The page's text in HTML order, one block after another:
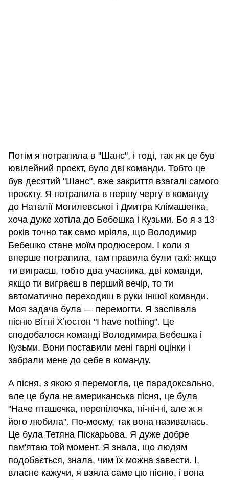
Потім я потрапила в "Шанс", і тоді, так як це був
ювілейний проєкт, було дві команди. Тобто це
був десятий "Шанс", вже закриття взагалі самого
проєкту. Я потрапила в першу чергу в команду
до Наталії Могилевської і Дмитра Клімашенка,
хоча дуже хотіла до Бебешка і Кузьми. Бо я з 13
років точно так само мріяла, що Володимир
Бебешко стане моїм продюсером. І коли я
вперше потрапила, там правила були такі: якщо
ти виграєш, тобто два учасника, дві команди,
якщо ти виграєш в перший вечір, то ти
автоматично переходиш в руки іншої команди.
Моя задача була — перемогти. Я заспівала
пісню Вітні Хʼюстон "I have nothing". Це
сподобалося команді Володимира Бебешка і
Кузьми. Вони поставили мені гарні оцінки і
забрали мене до себе в команду.
А пісня, з якою я перемогла, це парадоксально,
але це була не американська пісня, це була
"Наче пташечка, перепілочка, ні-ні-ні, але ж я
його любила". По-моєму, так вона називалась.
Це була Тетяна Піскарьова. Я дуже добре
пам'ятаю той момент. Я знала, що людям
подобається, знала, чим їх можна завести. І,
власне кажучи, я взяла саме цю пісню, і вона